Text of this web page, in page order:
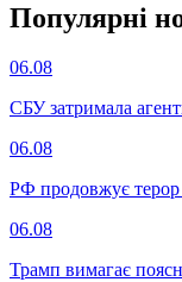
Популярнi
06.08
СБУ затримала
06.08
РФ продовжує терор
06.08
Трамп вимагає